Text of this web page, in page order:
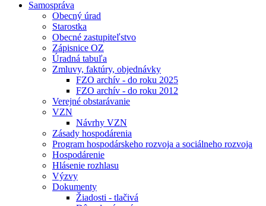
Samospráva
Obecný úrad
Starostka
Obecné zastupiteľstvo
Zápisnice OZ
Úradná tabuľa
Zmluvy, faktúry, objednávky
FZO archív - do roku 2025
FZO archív - do roku 2012
Verejné obstarávanie
VZN
Návrhy VZN
Zásady hospodárenia
Program hospodárskeho rozvoja a sociálneho rozvoja
Hospodárenie
Hlásenie rozhlasu
Výzvy
Dokumenty
Žiadosti - tlačivá